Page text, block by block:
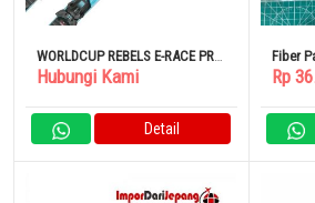
WORLDCUP REBELS E-RACE PRO
+ RACEPLATE WCR 14 PENDEK +
Binding Kompatibel Gripwalk
Hubungi Kami
Detail
Fiber
Type
Rp